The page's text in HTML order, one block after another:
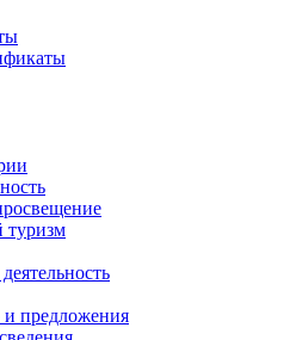
туризм
и предложения